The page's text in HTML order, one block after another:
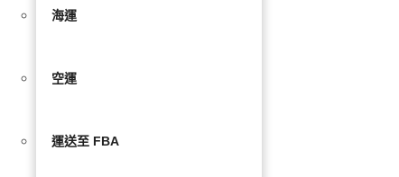
海運
空運
運送至 FBA